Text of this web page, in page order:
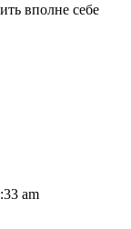
вполне себе
am